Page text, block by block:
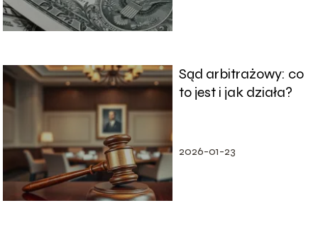
Sąd arbitrażowy: co
to jest i jak działa?
2026-01-23